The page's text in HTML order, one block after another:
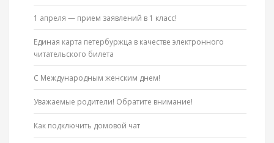
1 апреля — прием заявлений в 1 класс!
Единая карта петербуржца в качестве электронного
читательского билета
С Международным женским днем!
Уважаемые родители! Обратите внимание!
Как подключить домовой чат